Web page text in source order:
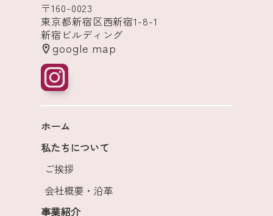
〒160-0023
東京都新宿区西新宿1-8-1
新宿ビルディング
google map
ホーム
私たちについて
ご挨拶
会社概要・沿革
事業紹介